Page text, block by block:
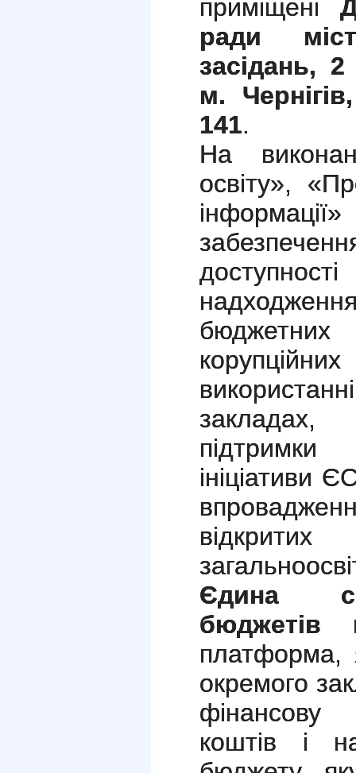
приміщені
ради
засідань,
м.
141.
На
освіту»,
ініціативи
Єдина
бюджетів
платформа,
окремого
фінансову
коштів і